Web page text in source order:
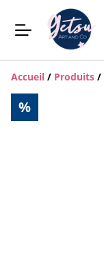
Accueil / Produits /
%